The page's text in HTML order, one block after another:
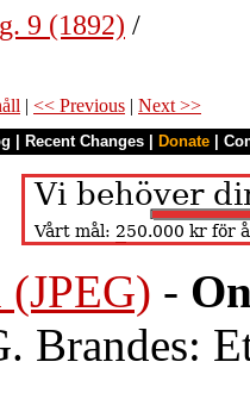
9 (1892) /
| << Previous | Next >>
Recent Changes Donate
-
Brandes: